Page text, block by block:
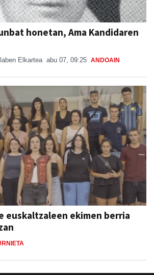
honetan, Ama Kandidaren
Elkartea abu 07, 09:25 ANDOAIN
euskaltzaleen ekimen berria